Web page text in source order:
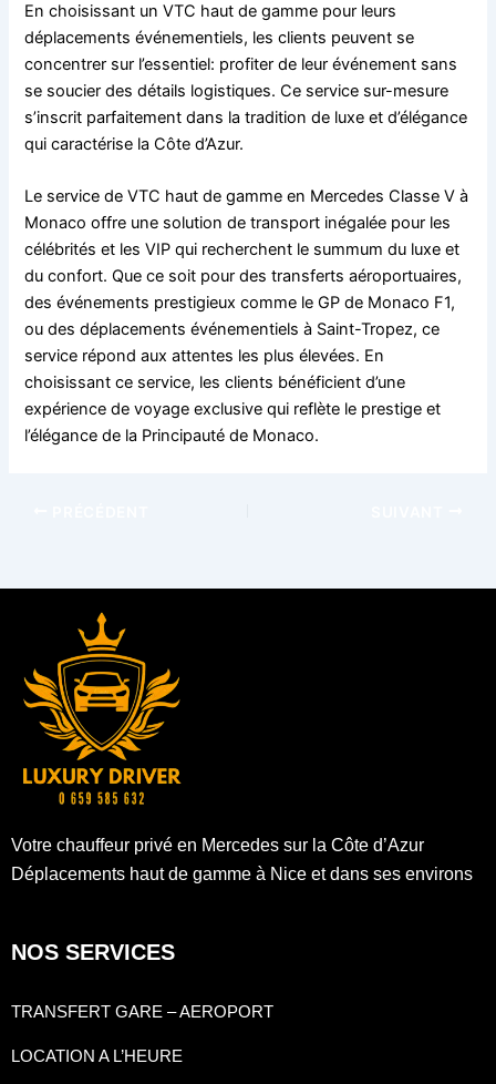
En choisissant un VTC haut de gamme pour leurs
déplacements événementiels, les clients peuvent se
concentrer sur l’essentiel: profiter de leur événement sans
se soucier des détails logistiques. Ce service sur-mesure
s’inscrit parfaitement dans la tradition de luxe et d’élégance
qui caractérise la Côte d’Azur.
Le service de VTC haut de gamme en Mercedes Classe V à
Monaco offre une solution de transport inégalée pour les
célébrités et les VIP qui recherchent le summum du luxe et
du confort. Que ce soit pour des transferts aéroportuaires,
des événements prestigieux comme le GP de Monaco F1,
ou des déplacements événementiels à Saint-Tropez, ce
service répond aux attentes les plus élevées. En
choisissant ce service, les clients bénéficient d’une
expérience de voyage exclusive qui reflète le prestige et
l’élégance de la Principauté de Monaco.
Votre chauffeur privé en Mercedes sur la Côte d’Azur
Déplacements haut de gamme à Nice et dans ses environs
NOS SERVICES
TRANSFERT GARE – AEROPORT
LOCATION A L’HEURE